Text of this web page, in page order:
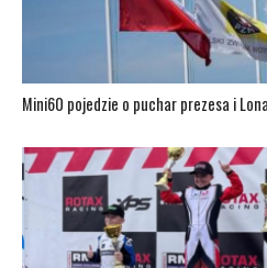
Mini60 pojedzie o puchar prezesa i